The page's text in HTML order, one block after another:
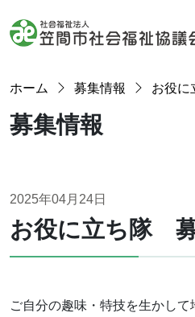
ホーム 募集情報 お役
募集情報
2025年04月24日
お役に立ち隊
ご自分の趣味・特技を生かし